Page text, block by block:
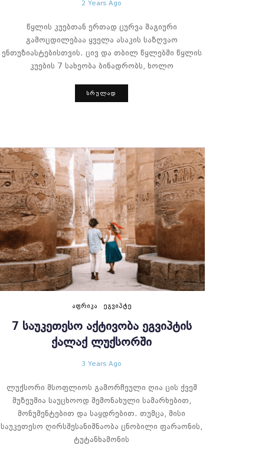
2 Years Ago
წყლის კუებთან ერთად ცურვა მაგიური
გამოცდილებაა ყველა ასაკის საზღვაო
ენთუზიასტებისთვის. ცივ და თბილ წყლებში წყლის
კუების 7 სახეობა ბინადრობს, ხოლო
ᲡᲠᲣᲚᲐᲓ
ᲐᲤᲠᲘᲙᲐ ᲔᲒᲕᲘᲞᲢᲔ
7 ᲡᲐᲣᲙᲔᲗᲔᲡᲝ ᲐᲥᲢᲘᲕᲝᲑᲐ ᲔᲒᲕᲘᲞᲢᲘᲡ
ᲥᲐᲚᲐᲥ ᲚᲣᲥᲡᲝᲠᲨᲘ
3 Years Ago
ლუქსორი მსოფლიოს გამორჩეული ღია ცის ქვეშ
მუზეუმია საუცხოოდ შემონახული სამარხებით,
მონუმენტებით და საყდრებით. თუმცა, მისი
საუკეთესო ღირსშესანიშნაობა ცნობილი ფარაონის,
ტუტანხამონის